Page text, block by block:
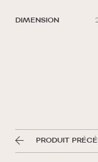
DIMENSION
PRODUIT